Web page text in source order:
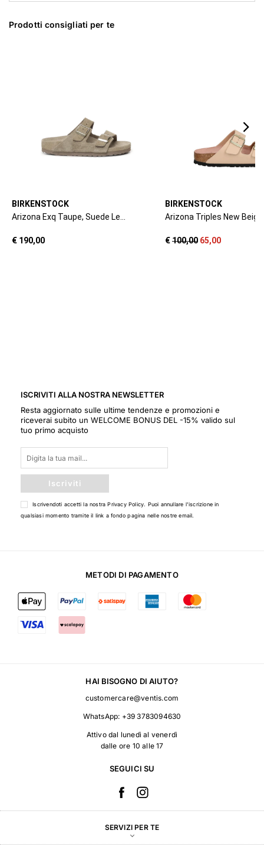
Prodotti consigliati per te
ISCRIVITI ALLA NOSTRA NEWSLETTER
Resta aggiornato sulle ultime tendenze e promozioni e
riceverai subito un WELCOME BONUS DEL -15% valido sul
tuo primo acquisto
Iscriviti
Iscrivendoti accetti la nostraPrivacy Policy . Puoi annullare l'iscrizione in
qualsiasi momento tramite il link a fondo pagina nelle nostre email.
METODI DI PAGAMENTO
HAI BISOGNO DI AIUTO?
customercare@ventis.com
WhatsApp: +39 3783094630
Attivo dal lunedì al venerdì
dalle ore 10 alle 17
SEGUICI SU
SERVIZI PER TE